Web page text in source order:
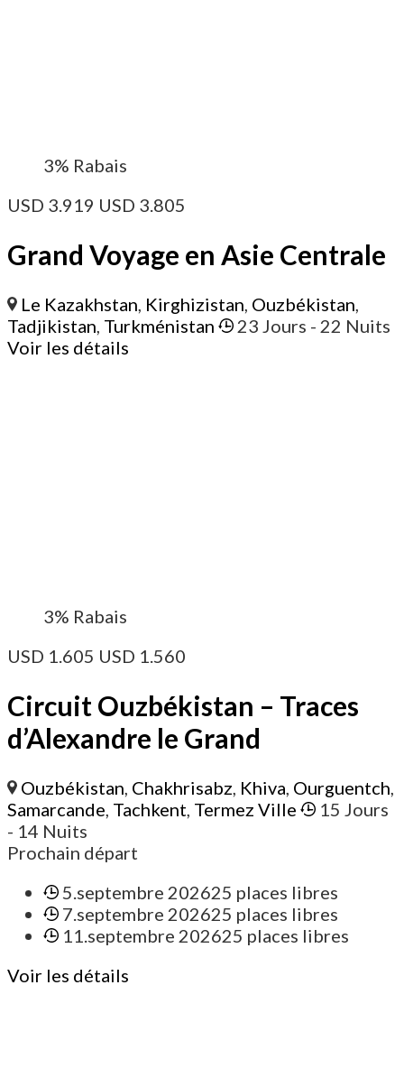
3% Rabais
USD 3.919 USD 3.805
Grand Voyage en Asie Centrale
Le Kazakhstan Kirghizistan Ouzbékistan
Tadjikistan Turkménistan 23 Jours - 22 Nuits
Voir les détails
3% Rabais
USD 1.605 USD 1.560
Circuit Ouzbékistan – Traces
d’Alexandre le Grand
Ouzbékistan Chakhrisabz Khiva Ourguentch
Samarcande Tachkent Termez Ville
15 Jours
- 14 Nuits
Prochain départ
5.septembre 202625 places libres
7.septembre 202625 places libres
11.septembre 202625 places libres
Voir les détails